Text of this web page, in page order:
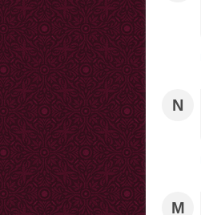
N
M